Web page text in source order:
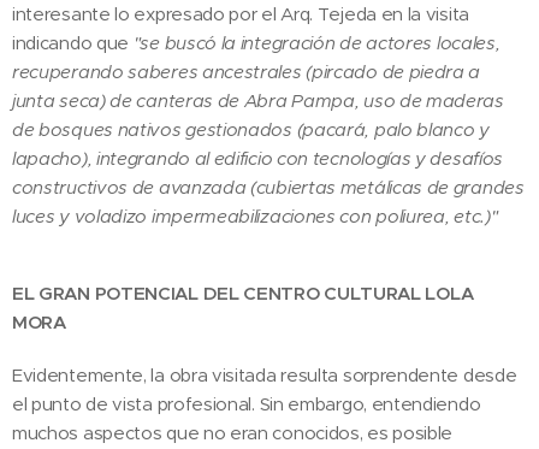
interesante lo expresado por el Arq. Tejeda en la visita
indicando que "se buscó la integración de actores locales,
recuperando saberes ancestrales (pircado de piedra a
junta seca) de canteras de Abra Pampa, uso de maderas
de bosques nativos gestionados (pacará, palo blanco y
lapacho), integrando al edificio con tecnologías y desafíos
constructivos de avanzada (cubiertas metálicas de grandes
luces y voladizo impermeabilizaciones con poliurea, etc.)"
EL GRAN POTENCIAL DEL CENTRO CULTURAL LOLA
MORA
Evidentemente, la obra visitada resulta sorprendente desde
el punto de vista profesional. Sin embargo, entendiendo
muchos aspectos que no eran conocidos, es posible